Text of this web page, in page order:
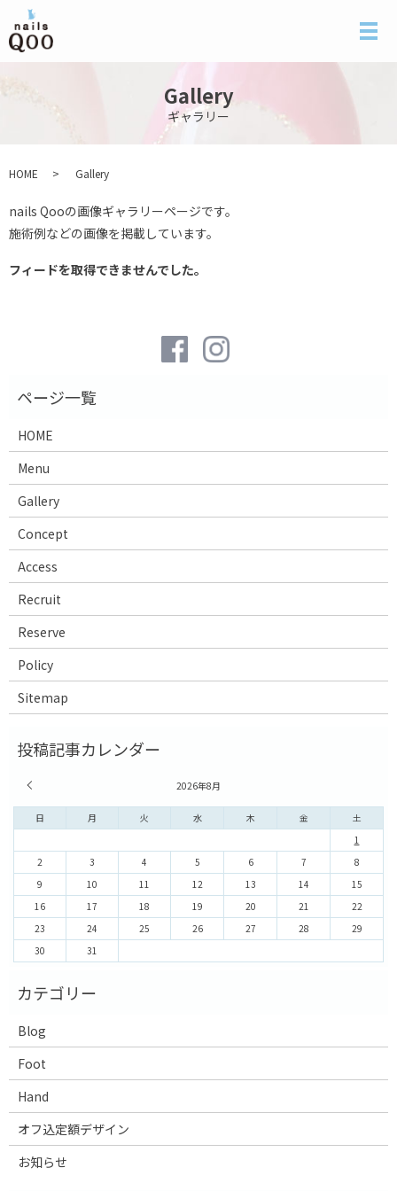
メ
Gallery
ギャラリー
HOME Gallery
nails Qooの画像ギャラリーページです。
施術例などの画像を掲載しています。
フィードを取得できませんでした。
HOME
Menu
Gallery
Concept
Access
Recruit
Reserve
Policy
Sitemap
2026年8月
日 月 火 水 木 金 土
1
2
3 4 5 6 7
8
9
10 11 12 13 14
15
16
17 18 19 20 21
22
23
24 25 26 27 28
29
30
31
Blog
Foot
Hand
オフ込定額デザイン
お知らせ